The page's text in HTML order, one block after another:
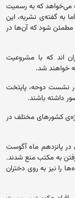
می‌خواهد که به رسمیت
به گفته‌ی نشریه، این
مطمئن شود که آن‌ها در
اند که با مشروعیت
خواهند شد.
نشست دوحه، پایتخت
داشته باشند.
کشور‌های مختلف در
پانزدهم ماه آگوست
رفتن به مکتب منع شدند.
را نیز به روی دختران